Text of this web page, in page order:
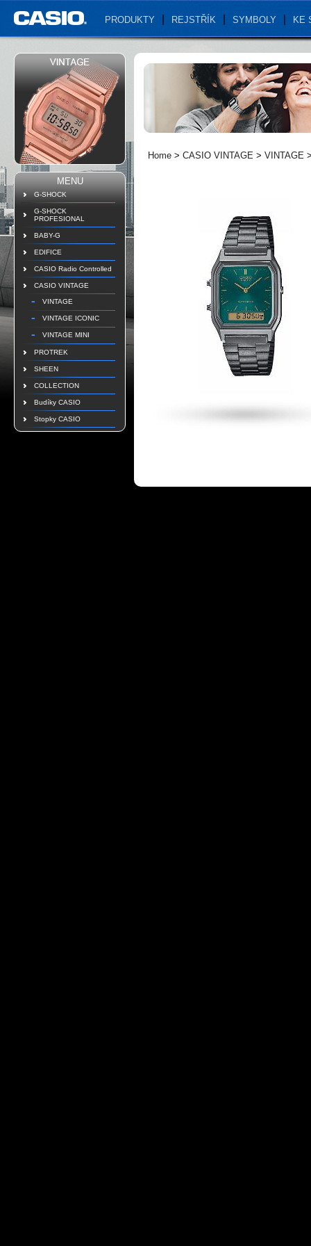
PRODUKTY REJSTŘÍK SYMBOLY KE
MENU
G-SHOCK
G-SHOCK
PROFESIONAL
BABY-G
EDIFICE
CASIO Radio Controlled
CASIO VINTAGE
VINTAGE
VINTAGE ICONIC
VINTAGE MINI
PROTREK
SHEEN
COLLECTION
Budíky CASIO
Stopky CASIO
Home > CASIO VINTAGE > VINTAGE